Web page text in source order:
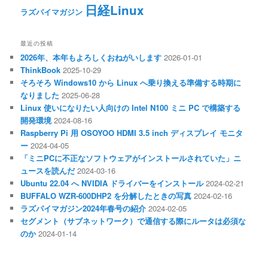
ラズパイマガジン 日経Linux
最近の投稿
2026年、本年もよろしくおねがいします 2026-01-01
ThinkBook 2025-10-29
そろそろ Windows10 から Linux へ乗り換える準備する時期に
なりました 2025-06-28
Linux 使いになりたい人向けの Intel N100 ミニ PC で構築する
開発環境 2024-08-16
Raspberry Pi 用 OSOYOO HDMI 3.5 inch ディスプレイ モニタ
ー 2024-04-05
「ミニPCに不正なソフトウェアがインストールされていた」ニ
ュースを読んだ 2024-03-16
Ubuntu 22.04 へ NVIDIA ドライバーをインストール 2024-02-21
BUFFALO WZR-600DHP2 を分解したときの写真 2024-02-16
ラズパイマガジン2024年春号の紹介 2024-02-05
セグメント（サブネットワーク）で通信する際にルータは必須な
のか 2024-01-14